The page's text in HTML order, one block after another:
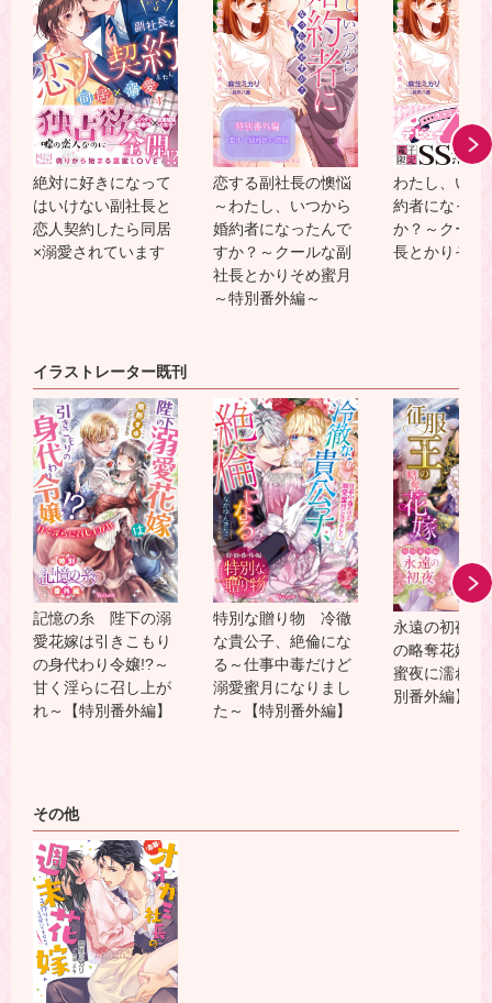
絶対に好きになって
はいけない副社長と
恋人契約したら同居
×溺愛されています
恋する副社長の懊悩
～わたし、いつから
婚約者になったんで
すか？～クールな副
社長とかりそめ蜜月
～特別番外編～
わたし、いつ
約者になった
か？～クール
長とかりそめ
イラストレーター既刊
記憶の糸 陛下の溺
愛花嫁は引きこもり
の身代わり令嬢!?～
甘く淫らに召し上が
れ～【特別番外編】
特別な贈り物 冷徹
な貴公子、絶倫にな
る～仕事中毒だけど
溺愛蜜月になりまし
た～【特別番外編】
永遠の初夜
の略奪花嫁～
蜜夜に濡れる
別番外編】
その他